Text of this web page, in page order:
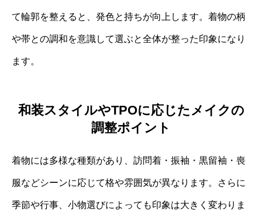
て輪郭を整えると、発色と持ちが向上します。着物の柄
や帯との調和を意識して選ぶと全体が整った印象になり
ます。
和装スタイルやTPOに応じたメイクの
調整ポイント
着物には多様な種類があり、訪問着・振袖・黒留袖・喪
服などシーンに応じて格や雰囲気が異なります。さらに
季節や行事、小物選びによっても印象は大きく変わりま